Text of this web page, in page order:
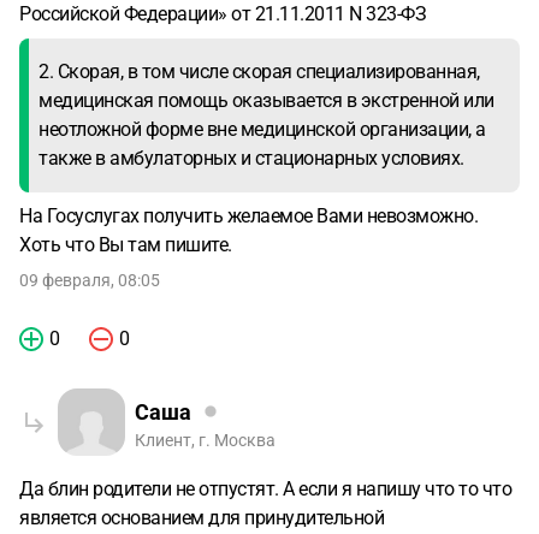
Российской Федерации» от 21.11.2011 N 323-ФЗ
2. Скорая, в том числе скорая специализированная,
медицинская помощь оказывается в экстренной или
неотложной форме вне медицинской организации, а
также в амбулаторных и стационарных условиях.
На Госуслугах получить желаемое Вами невозможно.
Хоть что Вы там пишите.
09 февраля, 08:05
0 0
Саша
Клиент, г. Москва
Да блин родители не отпустят. А если я напишу что то что
является основанием для принудительной